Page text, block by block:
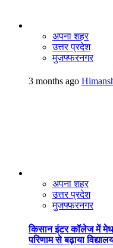
अपना शहर
उत्तर प्रदेश
मुजफ्फरनगर
3 months ago
अपना शहर
उत्तर प्रदेश
मुजफ्फरनगर
किसान इंटर कॉलेज में
परिणाम से बढ़ाया